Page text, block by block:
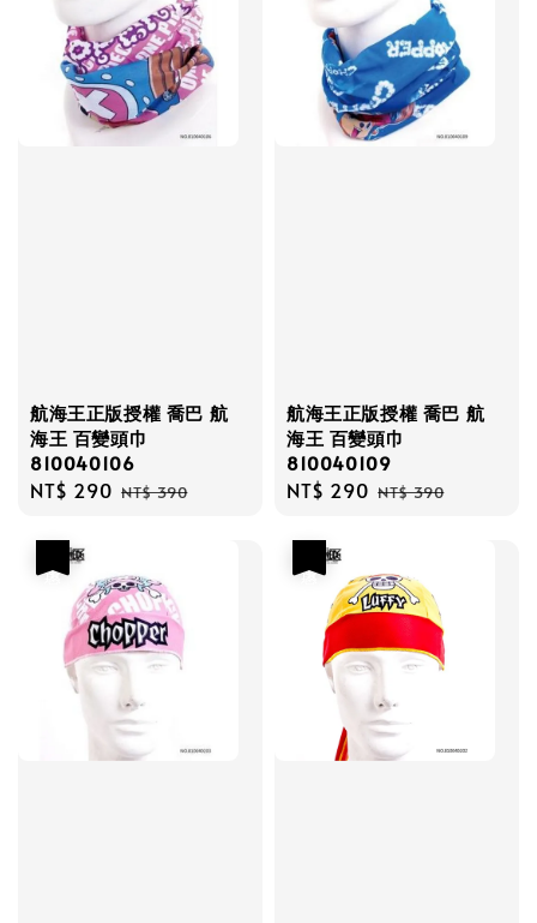
航海王正版授權 喬巴 航
海王 百變頭巾
810040106
Sale
NT$ 290 Regular
NT$ 390
航海王正版授權 喬巴 航
海王 百變頭巾
810040109
Sale
NT$ 290 Regular
NT$ 390